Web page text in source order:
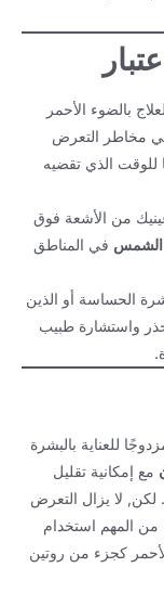
بالضوء الأحمر
مخاطر التعرض
للوقت الذي تقضيه
من الأشعة فوق
الشمسفي المناطق
الحساسة أو الذين
واستشارة طبيب
للعناية بالبشرة
مع إمكانية تقليل
لا يزال التعرض
المهم استخدام
كجزء من روتين